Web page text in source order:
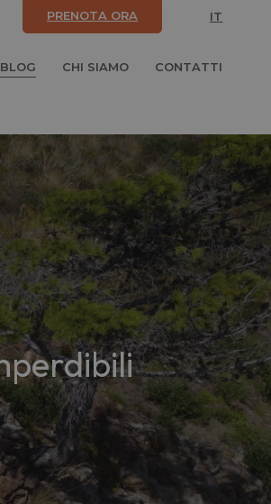
BLOG CHI SIAMO CONTATTI
IT
PRENOTA ORA